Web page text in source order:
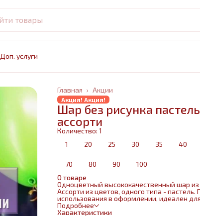
Доп. услуги
Акции
Главная ›
Акция! Акция!
Шар без рисунка
ассорти
Количество: 1
1
20 25 30 35 40
70 80 90
100
О товаре
Одноцветный высококачественный шар из
Ассорти из цветов, одного типа -
использования в оформлении, идеален
Шар способен долго удерживать гелий,
по длительности полета среди шаров
Подробнее
Характеристики